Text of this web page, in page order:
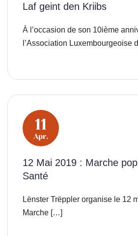
Laf geint den Kriibs
À l’occasion de son 10ième
l’Association Luxembourgeoise
11
Apr.
12 Mai 2019 : Marche
Santé
Lënster Trëppler organise le 12
Marche […]